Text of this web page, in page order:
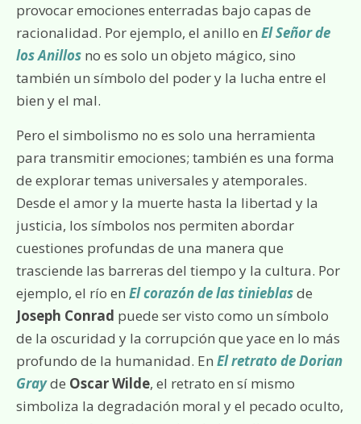
provocar emociones enterradas bajo capas de
racionalidad. Por ejemplo, el anillo en El Señor de
los Anillos no es solo un objeto mágico, sino
también un símbolo del poder y la lucha entre el
bien y el mal.
Pero el simbolismo no es solo una herramienta
para transmitir emociones; también es una forma
de explorar temas universales y atemporales.
Desde el amor y la muerte hasta la libertad y la
justicia, los símbolos nos permiten abordar
cuestiones profundas de una manera que
trasciende las barreras del tiempo y la cultura. Por
ejemplo, el río en El corazón de las tinieblasde
Joseph Conrad puede ser visto como un símbolo
de la oscuridad y la corrupción que yace en lo más
profundo de la humanidad. En El retrato de Dorian
Grayde Oscar Wilde, el retrato en sí mismo
simboliza la degradación moral y el pecado oculto,